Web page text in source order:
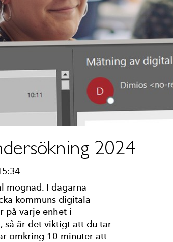
2024
mognad. I dagarna
kommuns digitala
på varje enhet i
så är det viktigt att du tar
omkring 10 minuter att